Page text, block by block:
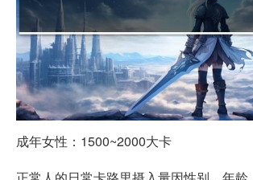
成年女性：1500~2000大卡